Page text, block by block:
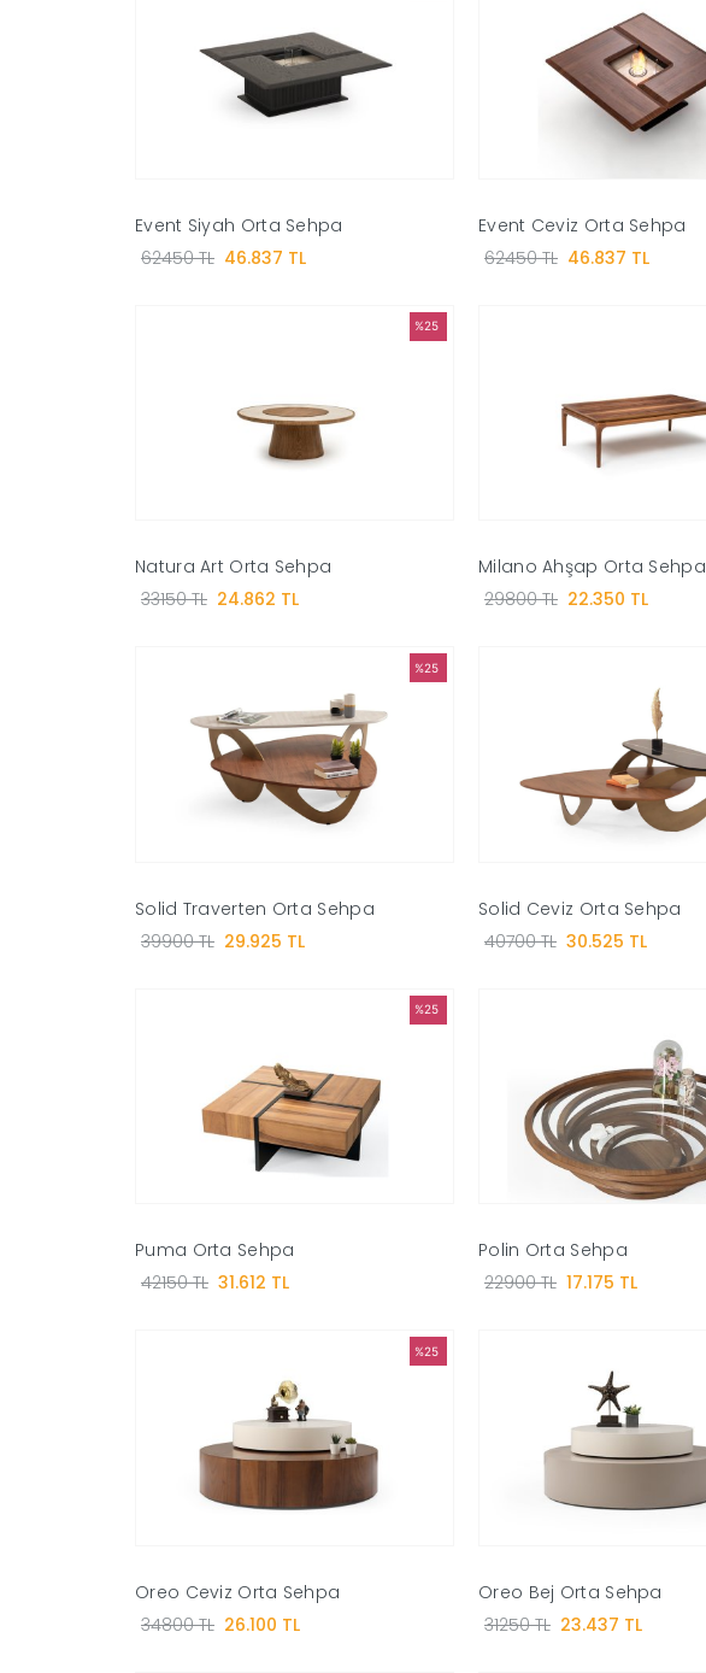
Event Siyah Orta Sehpa
62450 TL 46.837 TL
Event Ceviz Orta Sehpa
62450 TL 46.837 TL
%25
Natura Art Orta Sehpa
33150 TL 24.862 TL
Milano Ahşap Orta Sehpa
29800 TL 22.350 TL
%25
Solid Traverten Orta Sehpa
39900 TL 29.925 TL
Solid Ceviz Orta Sehpa
40700 TL 30.525 TL
%25
Puma Orta Sehpa
42150 TL 31.612 TL
Polin Orta Sehpa
22900 TL 17.175 TL
%25
Oreo Ceviz Orta Sehpa
34800 TL 26.100 TL
Oreo Bej Orta Sehpa
31250 TL 23.437 TL